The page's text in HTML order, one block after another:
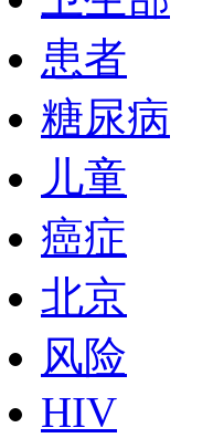
患者
糖尿病
儿童
癌症
北京
风险
HIV